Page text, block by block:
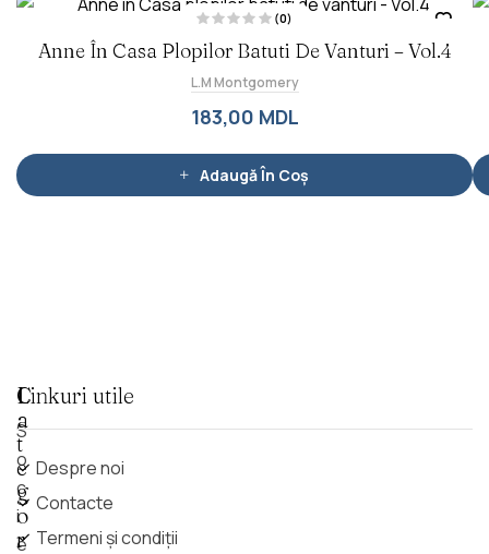
v
a
u
a
t
d
n
(0)
Anne În Casa Plopilor Batuti De Vanturi – Vol.4
L.M Montgomery
183,00 MDL
Adaugă În Coș
S
o
c
i
e
C
a
t
e
g
o
r
Linkuri utile
Despre noi
Contacte
Termeni și condiții